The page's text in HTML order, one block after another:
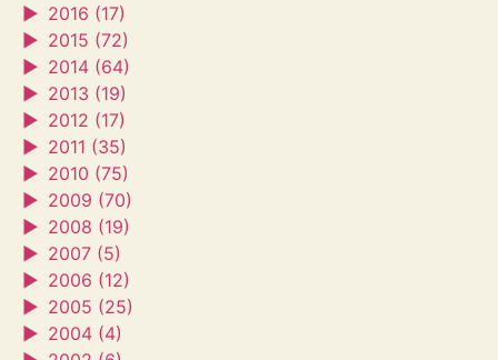
► 2016 (17)
► 2015 (72)
► 2014 (64)
► 2013 (19)
► 2012 (17)
► 2011 (35)
► 2010 (75)
► 2009 (70)
► 2008 (19)
► 2007 (5)
► 2006 (12)
► 2005 (25)
► 2004 (4)